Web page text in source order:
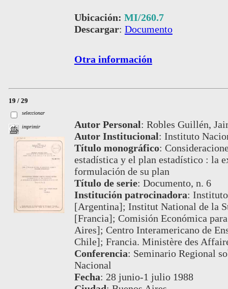
Ubicación: MI/260.7
Descargar: Documento
Otra información
19 / 29
seleccionar
imprimir Autor Personal: Robles Guillén,
Autor Institucional: Instituto
Título monográfico:
estadística y el plan estadístico : la
formulación de su plan
Título de serie: Documento, n. 6
Institución patrocinadora:
[Argentina]; Institut National de la
[Francia]; Comisión Económica
Aires]; Centro Interamericano de
Chile]; Francia. Ministère des
Conferencia: Seminario Regional
Nacional
Fecha: 28 junio-1 julio 1988